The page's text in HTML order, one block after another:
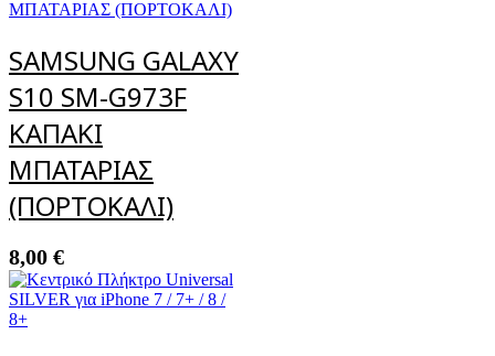
SAMSUNG GALAXY
S10 SM-G973F
ΚΑΠΑΚΙ
ΜΠΑΤΑΡΙΑΣ
(ΠΟΡΤΟΚΑΛΙ)
8,00 €